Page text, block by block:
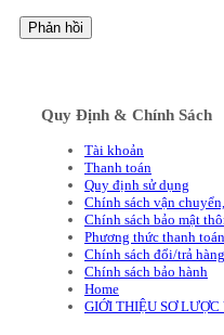
Quy Định & Chính Sách
Tài khoản
Thanh toán
Quy định sử dụng
Chính sách vận
Chính sách bảo mật
Phương thức thanh toán
Chính sách đổi/trả hàng
Chính sách bảo hành
Home
GIỚI THIỆU SƠ LƯỢC